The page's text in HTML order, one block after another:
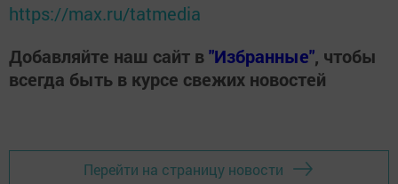
https://max.ru/tatmedia
Добавляйте наш сайт в"Избранные", чтобы
всегда быть в курсе свежих новостей
Перейти на страницу новости